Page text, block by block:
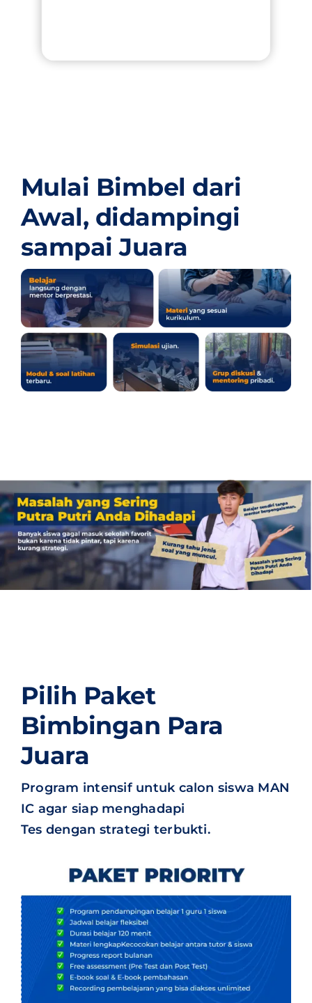
Mulai Bimbel dari
Awal, didampingi
sampai Juara
Pilih Paket
Bimbingan Para
Juara
Program intensif untuk calon siswa MAN
IC agar siap menghadapi
Tes dengan strategi terbukti.